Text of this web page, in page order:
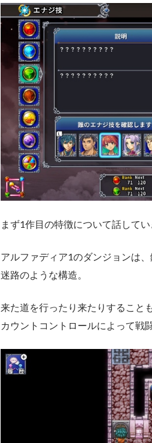
まず1作目の特徴について話してい
アルファディア1のダンジョンは
迷路のような構造。
来た道を行ったり来たりすること
カウントコントロールによって戦